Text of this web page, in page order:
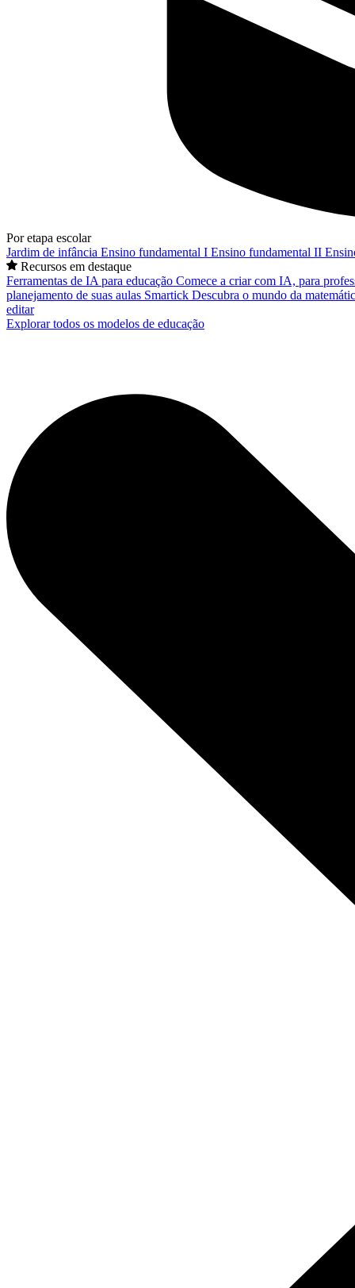
Por etapa escolar
Jardim de infância Ensino fundamental I Ensino fundamental II
Recursos em destaque
Ferramentas de IA para educação Comece a criar com IA, para
planejamento de suas aulas Smartick Descubra o mundo da
editar
Explorar todos os modelos de educação